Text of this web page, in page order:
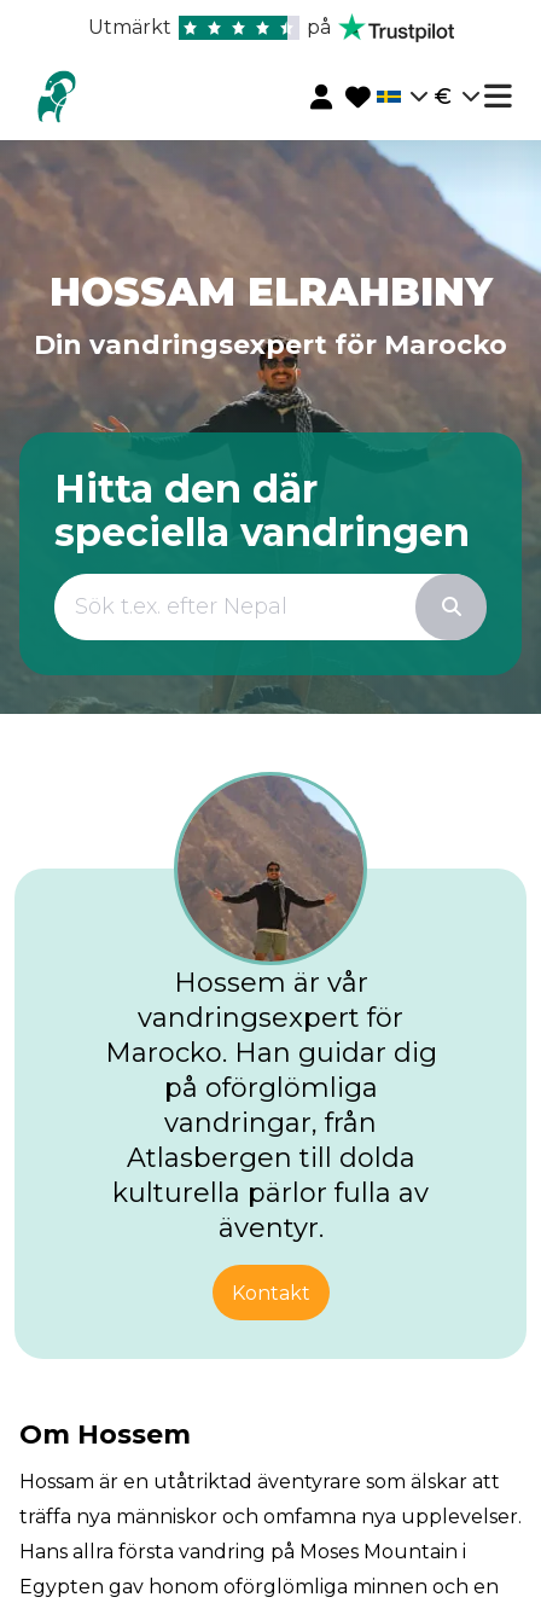
Utmärkt på
€
HOSSAM ELRAHBINY
Din vandringsexpert för Marocko
Hitta den där
speciella vandringen
Hossem är vår
vandringsexpert för
Marocko. Han guidar dig
på oförglömliga
vandringar, från
Atlasbergen till dolda
kulturella pärlor fulla av
äventyr.
Kontakt
Om Hossem
Hossam är en utåtriktad äventyrare som älskar att
träffa nya människor och omfamna nya upplevelser.
Hans allra första vandring på Moses Mountain i
Egypten gav honom oförglömliga minnen och en